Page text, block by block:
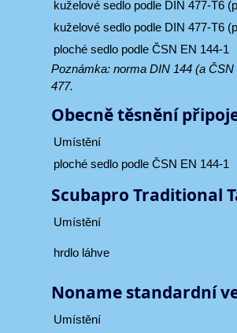
kuželové sedlo podle DIN 477-T6
kuželové sedlo podle DIN 477-T6
ploché sedlo podle ČSN EN 144-1
Poznámka: norma DIN 144 (a
477.
Obecně těsnění
Umístění
ploché sedlo podle ČSN EN 144-1
Scubapro Traditional
Umístění
hrdlo láhve
Noname standardní
Umístění